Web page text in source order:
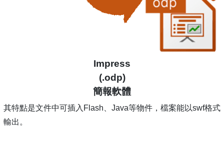
Impress
(.odp)
簡報軟體
其特點是文件中可插入Flash、Java等物件，檔案能以swf格式
輸出。